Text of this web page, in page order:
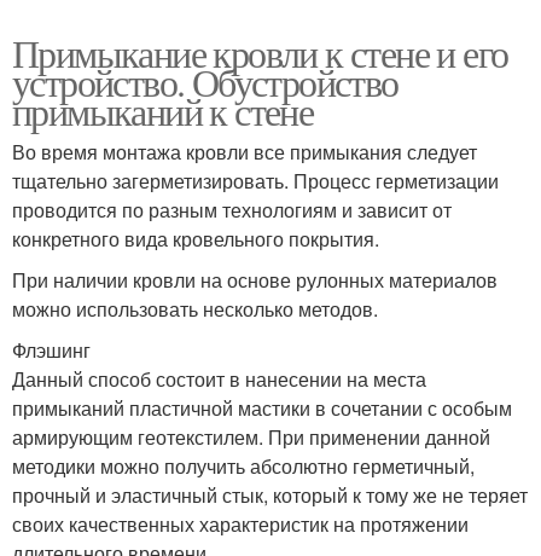
Примыкание кровли к стене и его
устройство. Обустройство
примыканий к стене
Во время монтажа кровли все примыкания следует
тщательно загерметизировать. Процесс герметизации
проводится по разным технологиям и зависит от
конкретного вида кровельного покрытия.
При наличии кровли на основе рулонных материалов
можно использовать несколько методов.
Флэшинг
Данный способ состоит в нанесении на места
примыканий пластичной мастики в сочетании с особым
армирующим геотекстилем. При применении данной
методики можно получить абсолютно герметичный,
прочный и эластичный стык, который к тому же не теряет
своих качественных характеристик на протяжении